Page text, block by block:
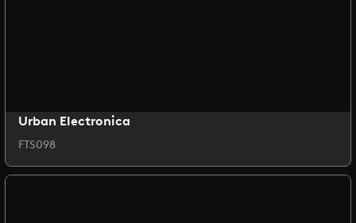
Urban Electronica
FTS098